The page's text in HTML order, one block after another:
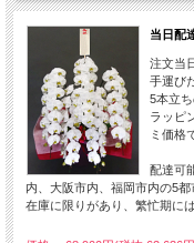
当日配
注文当
手運び
5本立
ラッピ
ミ価格
配達可
内、大阪市内、福岡市内の5都
在庫に限りがあり、繁忙期に